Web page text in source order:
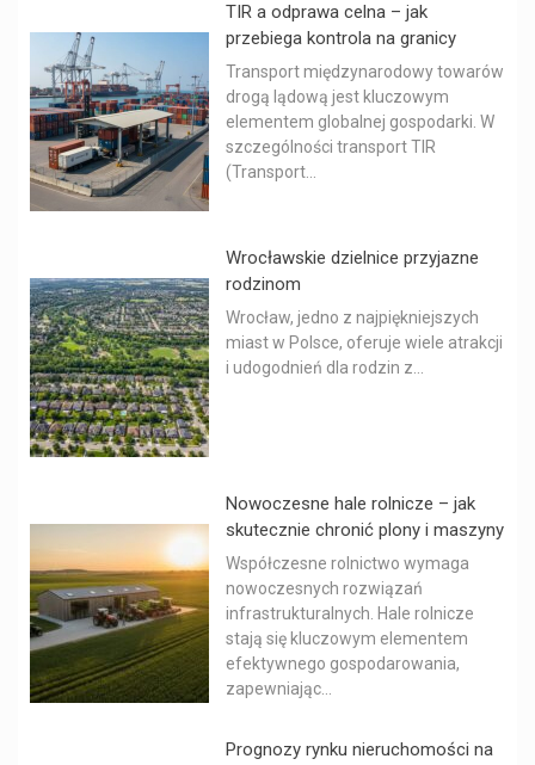
TIR a odprawa celna – jak
przebiega kontrola na granicy
Transport międzynarodowy towarów
drogą lądową jest kluczowym
elementem globalnej gospodarki. W
szczególności transport TIR
(Transport...
Wrocławskie dzielnice przyjazne
rodzinom
Wrocław, jedno z najpiękniejszych
miast w Polsce, oferuje wiele atrakcji
i udogodnień dla rodzin z...
Nowoczesne hale rolnicze – jak
skutecznie chronić plony i maszyny
Współczesne rolnictwo wymaga
nowoczesnych rozwiązań
infrastrukturalnych. Hale rolnicze
stają się kluczowym elementem
efektywnego gospodarowania,
zapewniając...
Prognozy rynku nieruchomości na